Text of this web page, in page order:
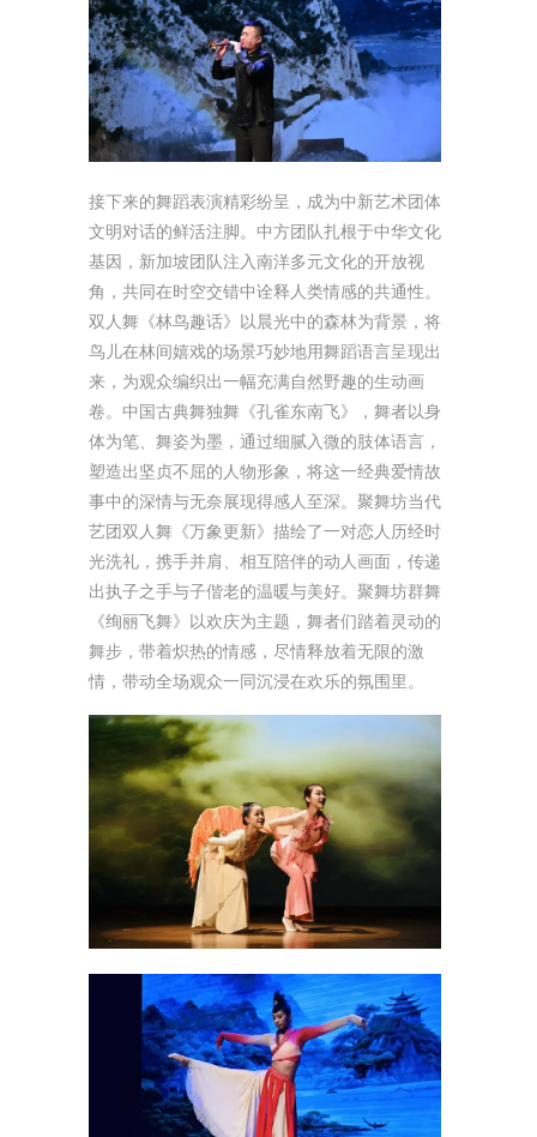
接下来的舞蹈表演精彩纷呈，成为中新艺术团体
文明对话的鲜活注脚。中方团队扎根于中华文化
基因，新加坡团队注入南洋多元文化的开放视
角，共同在时空交错中诠释人类情感的共通性。
双人舞《林鸟趣话》以晨光中的森林为背景，将
鸟儿在林间嬉戏的场景巧妙地用舞蹈语言呈现出
来，为观众编织出一幅充满自然野趣的生动画
卷。中国古典舞独舞《孔雀东南飞》，舞者以身
体为笔、舞姿为墨，通过细腻入微的肢体语言，
塑造出坚贞不屈的人物形象，将这一经典爱情故
事中的深情与无奈展现得感人至深。聚舞坊当代
艺团双人舞《万象更新》描绘了一对恋人历经时
光洗礼，携手并肩、相互陪伴的动人画面，传递
出执子之手与子偕老的温暖与美好。聚舞坊群舞
《绚丽飞舞》以欢庆为主题，舞者们踏着灵动的
舞步，带着炽热的情感，尽情释放着无限的激
情，带动全场观众一同沉浸在欢乐的氛围里。